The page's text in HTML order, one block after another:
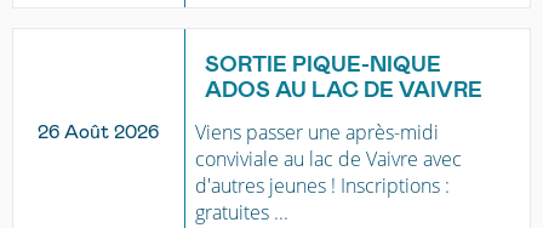
26 Août 2026
SORTIE PIQUE-NIQUE
ADOS AU LAC DE VAIVRE
Viens passer une après-midi
conviviale au lac de Vaivre avec
d'autres jeunes ! Inscriptions :
gratuites ...